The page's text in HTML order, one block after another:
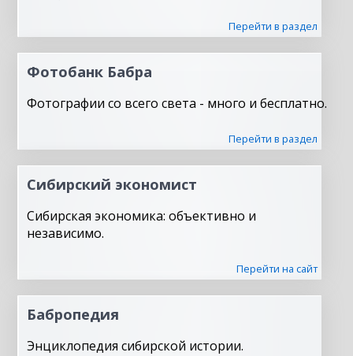
Перейти в раздел
Фотобанк Бабра
Фотографии со всего света - много и бесплатно.
Перейти в раздел
Сибирский экономист
Сибирская экономика: объективно и
независимо.
Перейти на сайт
Бабропедия
Энциклопедия сибирской истории.